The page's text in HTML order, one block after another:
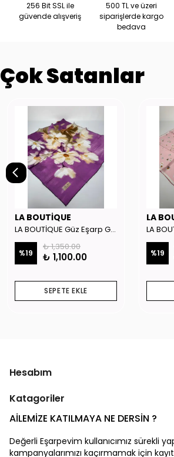
256 Bit SSL ile
güvende alışveriş
500 TL ve üzeri
siparişlerde kargo
bedava
Çok Satanlar
LA BOUTİQUE
LA BOUTİQUE Güz Eşarp GYSE262908
%19
₺ 1,350.00
₺ 1,100.00
SEPETE EKLE
LA
%19
Hesabım
Katagoriler
AİLEMİZE KATILMAYA NE DERSİN ?
Değerli Eşarpevim kullanıcımız sürekli
kampanyalarımızı kaçırmamak için